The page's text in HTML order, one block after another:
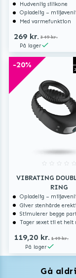
Hudvenlig silikone
Opladelig –
Med varmefunktion
269 kr. 349 kr.
På lager
-20%
VIBRATING
RING
Opladelig –
Giver stenhårde
Stimulerer begge
Tager sexet til et helt
119,20 kr. 149 kr.
På lager
Gå
Vuxen Magazine